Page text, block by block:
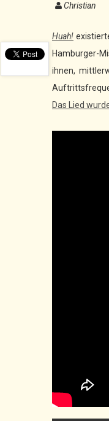
Christian
Huah!
Hamburger-
ihnen,
Das Lied